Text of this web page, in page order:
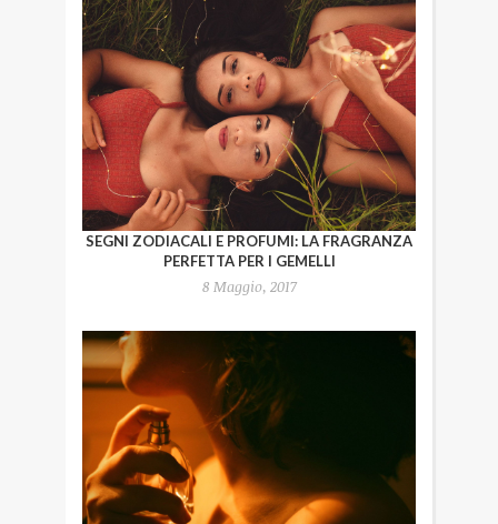
SEGNI ZODIACALI E PROFUMI: LA FRAGRANZA
PERFETTA PER I GEMELLI
8 Maggio, 2017